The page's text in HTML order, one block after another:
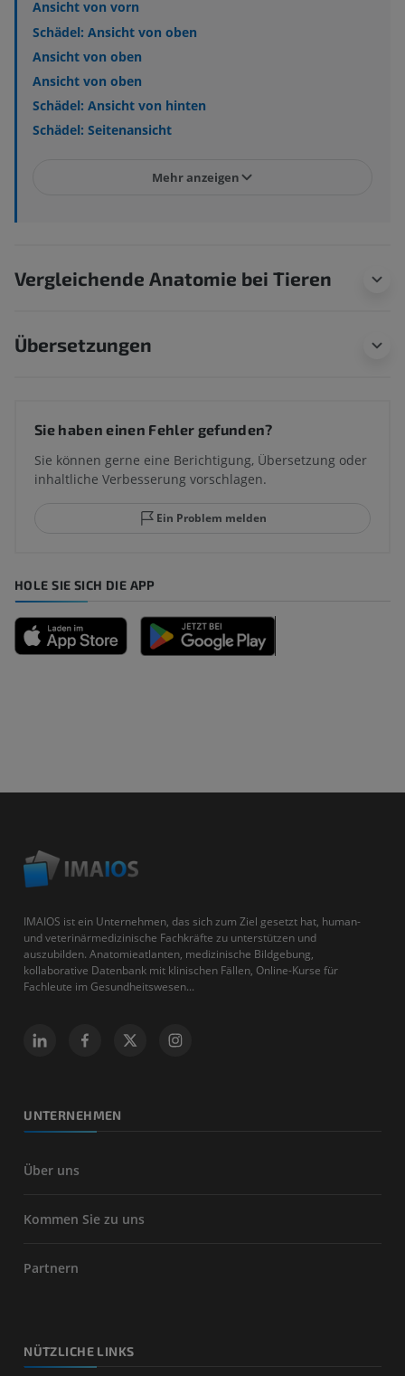
Ansicht von vorn
Schädel: Ansicht von oben
Ansicht von oben
Ansicht von oben
Schädel: Ansicht von hinten
Schädel: Seitenansicht
Mehr anzeigen
Vergleichende Anatomie bei Tieren
Übersetzungen
Sie haben einen Fehler gefunden?
Sie können gerne eine Berichtigung, Übersetzung oder
inhaltliche Verbesserung vorschlagen.
Ein Problem melden
HOLE SIE SICH DIE APP
IMAIOS ist ein Unternehmen, das sich zum Ziel gesetzt hat, human-
und veterinärmedizinische Fachkräfte zu unterstützen und
auszubilden. Anatomieatlanten, medizinische Bildgebung,
kollaborative Datenbank mit klinischen Fällen, Online-Kurse für
Fachleute im Gesundheitswesen...
UNTERNEHMEN
Über uns
Kommen Sie zu uns
Partnern
NÜTZLICHE LINKS